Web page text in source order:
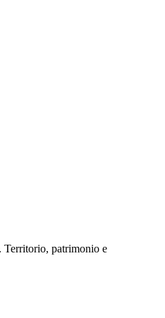
Territorio, patrimonio e